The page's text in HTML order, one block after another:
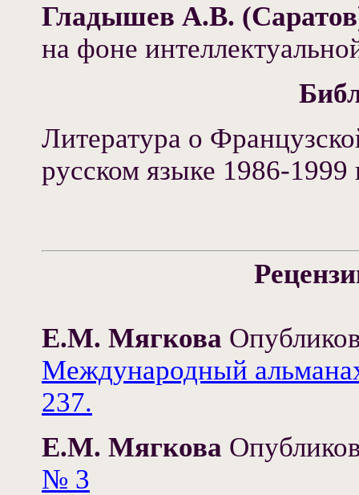
Гладышев А.В.
на фоне
Литература о
русском языке 1986-
Е.М. Мягкова
Международный
237.
Е.М. Мягкова
№ 3